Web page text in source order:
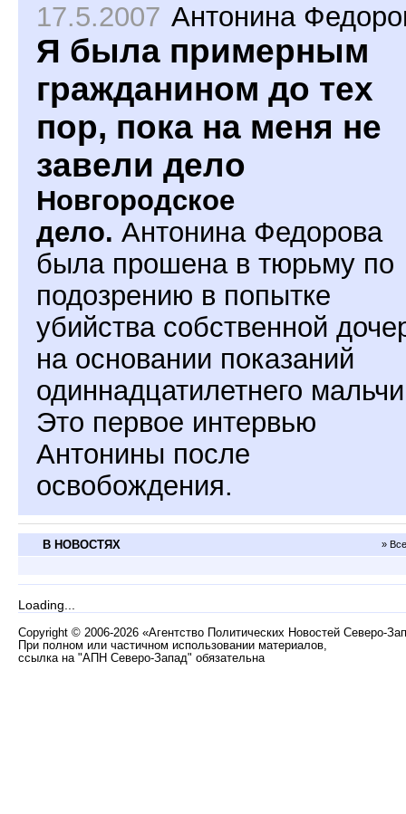
17.5.2007 Антонина
Я была примерным
гражданином до тех
пор, пока на меня не
завели дело
Новгородское
дело. Антонина Федорова
была прошена в тюрьму по
подозрению в попытке
убийства собственной
на основании показаний
одиннадцатилетнего
Это первое интервью
Антонины после
освобождения.
В НОВОСТЯХ »
Loading...
Copyright © 2006-2026 «Агентство Политических Новостей Северо-
При полном или частичном использовании материалов,
ссылка на "АПН Северо-Запад" обязательна